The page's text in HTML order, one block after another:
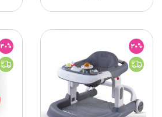
30%
30%